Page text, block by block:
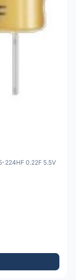
224HF 0.22F 5.5V